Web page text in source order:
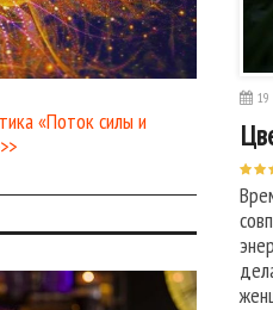
«Поток силы и